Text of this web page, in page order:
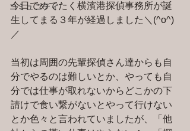
コミュニティ
今日でめでたく横濱港探偵事務所が誕
生してまる３年が経過しました＼(^o^)
／
当初は周囲の先輩探偵さん達からも自
分でやるのは難しいとか、やっても自
分では仕事が取れないからどこかの下
請けで食い繋がないとやって行けない
とか色々と言われていましたが、「他